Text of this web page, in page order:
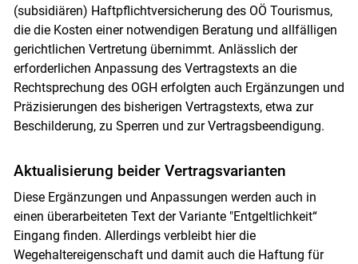
(subsidiären) Haftpflichtversicherung des OÖ Tourismus,
die die Kosten einer notwendigen Beratung und allfälligen
gerichtlichen Vertretung übernimmt. Anlässlich der
erforderlichen Anpassung des Vertragstexts an die
Rechtsprechung des OGH erfolgten auch Ergänzungen und
Präzisierungen des bisherigen Vertragstexts, etwa zur
Beschilderung, zu Sperren und zur Vertragsbeendigung.
Aktualisierung beider Vertragsvarianten
Diese Ergänzungen und Anpassungen werden auch in
einen überarbeiteten Text der Variante "Entgeltlichkeit“
Eingang finden. Allerdings verbleibt hier die
Wegehaltereigenschaft und damit auch die Haftung für